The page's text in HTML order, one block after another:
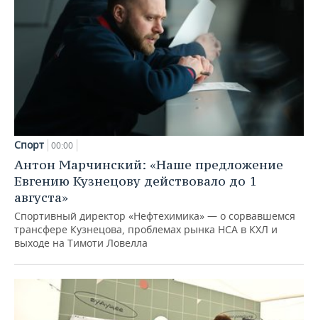
Спорт 00:00
Антон Марчинский: «Наше предложение
Евгению Кузнецову действовало до 1
августа»
Спортивный директор «Нефтехимика» — о сорвавшемся
трансфере Кузнецова, проблемах рынка НСА в КХЛ и
выходе на Тимоти Ловелла